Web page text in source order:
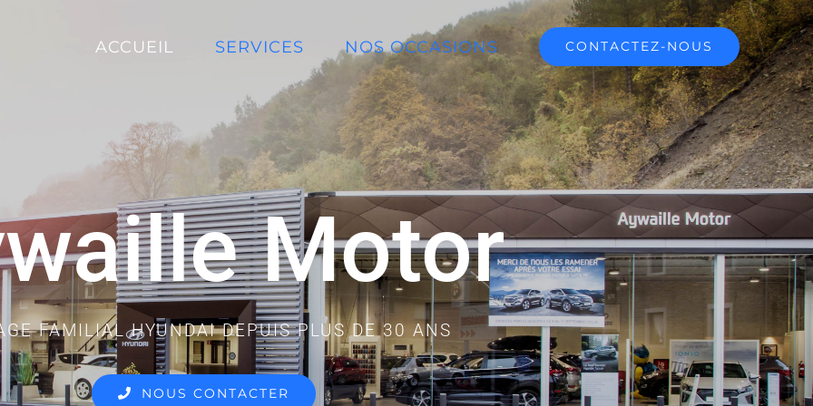
ACCUEIL SERVICES NOS OCCASIONS CONTACTEZ-NOUS
Motor
FAMILIAL HYUNDAI DEPUIS PLUS DE 30 ANS
NOUS CONTACTER